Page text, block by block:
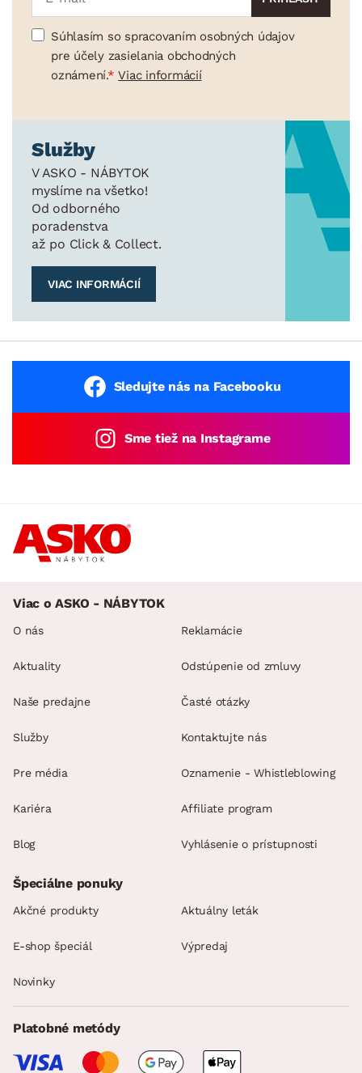
Súhlasím so spracovaním osobných údajov
pre účely zasielania obchodných
oznámení.
Viac informácií
Služby
V ASKO - NÁBYTOK
myslíme na všetko!
Od odborného
poradenstva
až po Click & Collect.
VIAC INFORMÁCIÍ
Sledujte nás na Facebooku
Sme tiež na Instagrame
Viac o ASKO - NÁBYTOK
O nás
Aktuality
Naše predajne
Služby
Pre média
Kariéra
Blog
Reklamácie
Odstúpenie od zmluvy
Časté otázky
Kontaktujte nás
Oznamenie - Whistleblowing
Affiliate program
Vyhlásenie o prístupnosti
Špeciálne ponuky
Akčné produkty Aktuálny leták
E-shop špeciál Výpredaj
Novinky
Platobné metódy